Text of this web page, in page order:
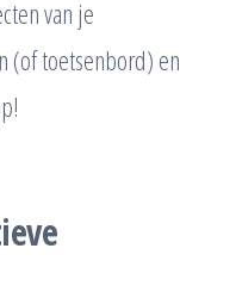
van je
(of toetsenbord) en